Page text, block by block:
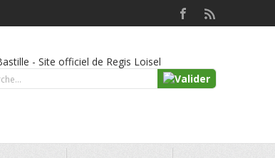
- Site officiel de Regis Loisel